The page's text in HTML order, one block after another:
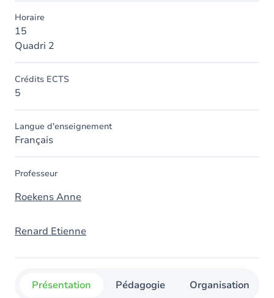
Horaire
15
Quadri 2
Crédits ECTS
5
Langue d'enseignement
Français
Professeur
Roekens Anne
Renard Etienne
Présentation Pédagogie Organisation